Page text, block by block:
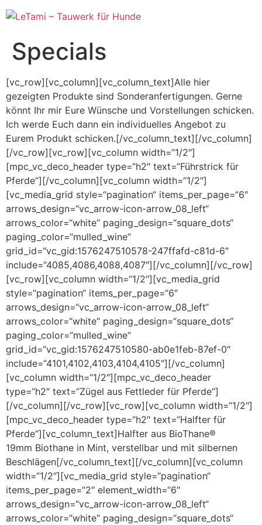
Zum
Inhalt
Specials
[vc_row][vc_column][vc_column_text]Alle hier
gezeigten Produkte sind Sonderanfertigungen. Gerne
könnt Ihr mir Eure Wünsche und Vorstellungen schicken.
Ich werde Euch dann ein individuelles Angebot zu
Eurem Produkt schicken.[/vc_column_text][/vc_column]
[/vc_row][vc_row][vc_column width=“1/2″]
[mpc_vc_deco_header type=“h2″ text=“Führstrick für
Pferde“][/vc_column][vc_column width=“1/2″]
[vc_media_grid style=“pagination“ items_per_page=“6″
arrows_design=“vc_arrow-icon-arrow_08_left“
arrows_color=“white“ paging_design=“square_dots“
paging_color=“mulled_wine“
grid_id=“vc_gid:1576247510578-247ffafd-c81d-6″
include=“4085,4086,4088,4087″][/vc_column][/vc_row]
[vc_row][vc_column width=“1/2″][vc_media_grid
style=“pagination“ items_per_page=“6″
arrows_design=“vc_arrow-icon-arrow_08_left“
arrows_color=“white“ paging_design=“square_dots“
paging_color=“mulled_wine“
grid_id=“vc_gid:1576247510580-ab0e1feb-87ef-0″
include=“4101,4102,4103,4104,4105″][/vc_column]
[vc_column width=“1/2″][mpc_vc_deco_header
type=“h2″ text=“Zügel aus Fettleder für Pferde“]
[/vc_column][/vc_row][vc_row][vc_column width=“1/2″]
[mpc_vc_deco_header type=“h2″ text=“Halfter für
Pferde“][vc_column_text]Halfter aus BioThane®
19mm Biothane in Mint, verstellbar und mit silbernen
Beschlägen[/vc_column_text][/vc_column][vc_column
width=“1/2″][vc_media_grid style=“pagination“
items_per_page=“2″ element_width=“6″
arrows_design=“vc_arrow-icon-arrow_08_left“
arrows_color=“white“ paging_design=“square_dots“